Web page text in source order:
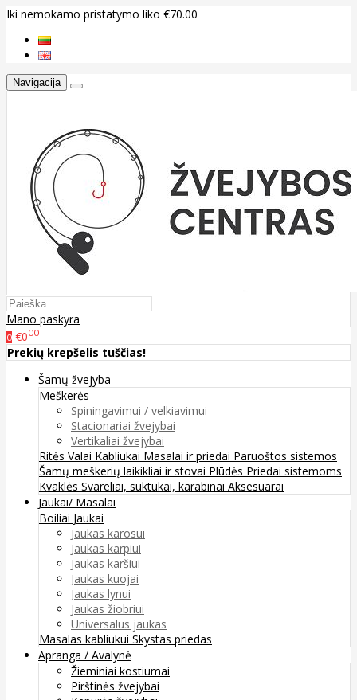
Iki nemokamo pristatymo liko €70.00
Navigacija
Mano paskyra
0 €000
Prekių krepšelis tuščias!
Šamų žvejyba
Meškerės
Spiningavimui / velkiavimui
Stacionariai žvejybai
Vertikaliai žvejybai
Ritės Valai Kabliukai Masalai ir priedai Paruoštos sistemos
Šamų meškerių laikikliai ir stovai Plūdės Priedai sistemoms
Kvaklės Svareliai, suktukai, karabinai Aksesuarai
Jaukai/ Masalai
Boiliai Jaukai
Jaukas karosui
Jaukas karpiui
Jaukas karšiui
Jaukas kuojai
Jaukas lynui
Jaukas žiobriui
Universalus jaukas
Masalas kabliukui Skystas priedas
Apranga / Avalynė
Žieminiai kostiumai
Pirštinės žvejybai